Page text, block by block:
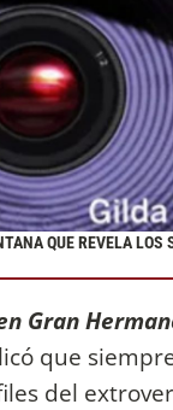
QUE REVELA LOS
Gran
que
del